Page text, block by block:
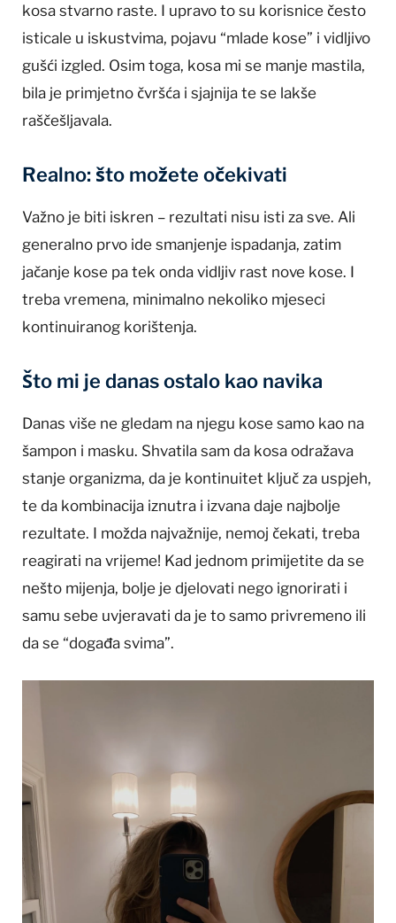
kosa stvarno raste. I upravo to su korisnice često
isticale u iskustvima, pojavu “mlade kose” i vidljivo
gušći izgled. Osim toga, kosa mi se manje mastila,
bila je primjetno čvršća i sjajnija te se lakše
raščešljavala.
Realno: što možete očekivati
Važno je biti iskren – rezultati nisu isti za sve. Ali
generalno prvo ide smanjenje ispadanja, zatim
jačanje kose pa tek onda vidljiv rast nove kose. I
treba vremena, minimalno nekoliko mjeseci
kontinuiranog korištenja.
Što mi je danas ostalo kao navika
Danas više ne gledam na njegu kose samo kao na
šampon i masku. Shvatila sam da kosa odražava
stanje organizma, da je kontinuitet ključ za uspjeh,
te da kombinacija iznutra i izvana daje najbolje
rezultate. I možda najvažnije, nemoj čekati, treba
reagirati na vrijeme! Kad jednom primijetite da se
nešto mijenja, bolje je djelovati nego ignorirati i
samu sebe uvjeravati da je to samo privremeno ili
da se “događa svima”.